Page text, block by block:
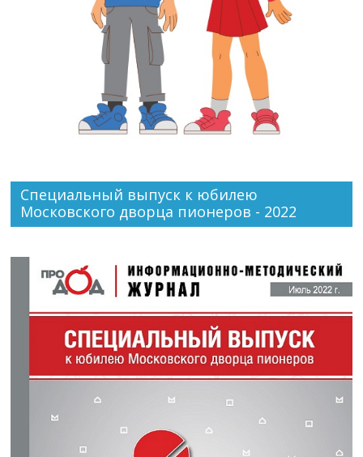
Специальный выпуск к юбилею
Московского дворца пионеров - 2022